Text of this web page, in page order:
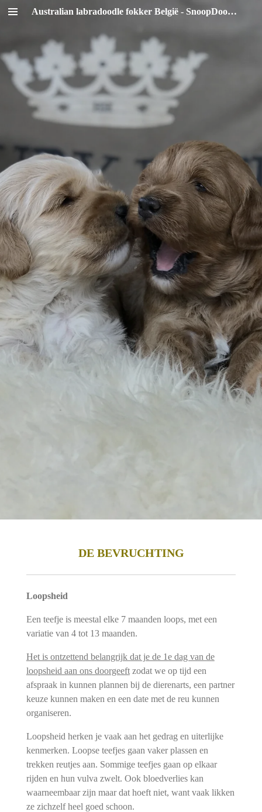
Ga
de
hoofdinhoud
Australian labradoodle fokker België - SnoopDoodles
DE BEVRUCHTING
Loopsheid
Een teefje is meestal elke 7 maanden loops, met een
variatie van 4 tot 13 maanden.
Het is ontzettend belangrijk dat je de 1e dag van de
loopsheid aan ons doorgeeftzodat we op tijd een
afspraak in kunnen plannen bij de dierenarts, een partner
keuze kunnen maken en een date met de reu kunnen
organiseren.
Loopsheid herken je vaak aan het gedrag en uiterlijke
kenmerken. Loopse teefjes gaan vaker plassen en
trekken reutjes aan. Sommige teefjes gaan op elkaar
rijden en hun vulva zwelt. Ook bloedverlies kan
waarneembaar zijn maar dat hoeft niet, want vaak likken
ze zichzelf heel goed schoon.